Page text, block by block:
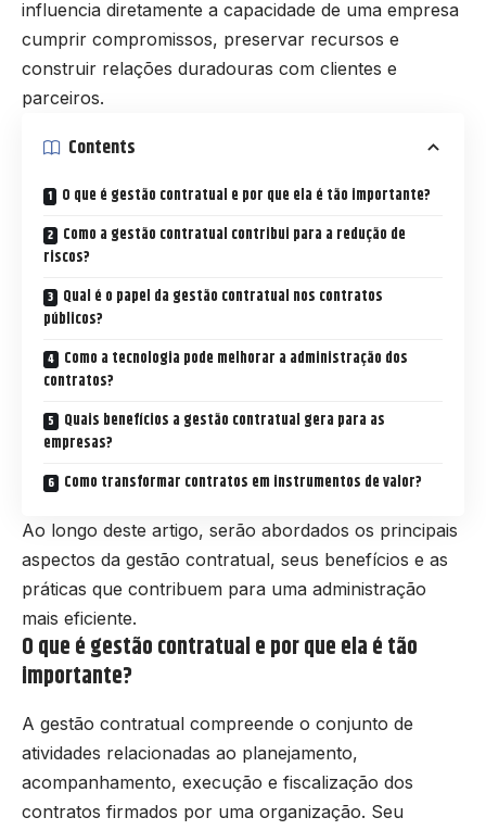
influencia diretamente a capacidade de uma empresa
cumprir compromissos, preservar recursos e
construir relações duradouras com clientes e
parceiros.
Contents
O que é gestão contratual e por que ela é tão importante?
Como a gestão contratual contribui para a redução de
riscos?
Qual é o papel da gestão contratual nos contratos
públicos?
Como a tecnologia pode melhorar a administração dos
contratos?
Quais benefícios a gestão contratual gera para as
empresas?
Como transformar contratos em instrumentos de valor?
Ao longo deste artigo, serão abordados os principais
aspectos da gestão contratual, seus benefícios e as
práticas que contribuem para uma administração
mais eficiente.
O que é gestão contratual e por que ela é tão
importante?
A gestão contratual compreende o conjunto de
atividades relacionadas ao planejamento,
acompanhamento, execução e fiscalização dos
contratos firmados por uma organização. Seu